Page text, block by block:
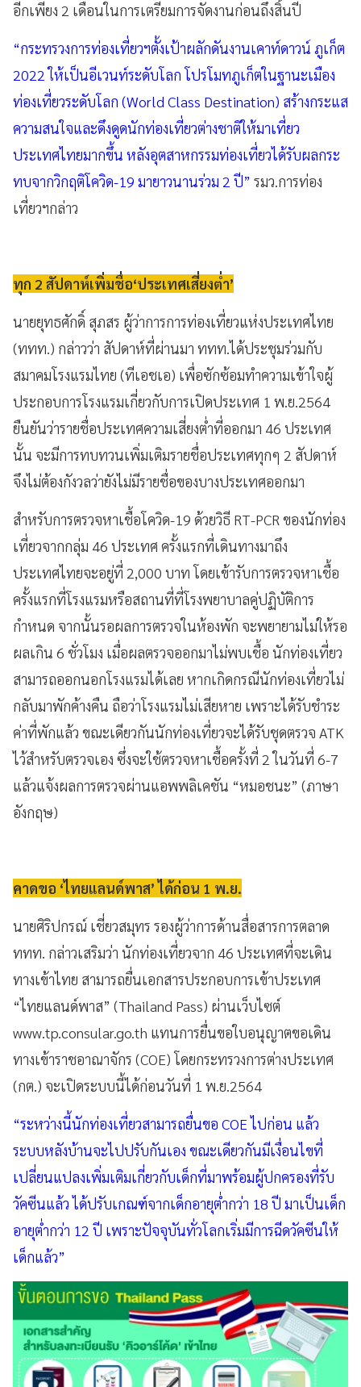
อีกเพียง 2 เดือนในการเตรียมการจัดงานก่อนถึงสิ้นปี
“กระทรวงการท่องเที่ยวฯตั้งเป้าผลักดันงานเคาท์ดาวน์ ภูเก็ต
2022 ให้เป็นอีเวนท์ระดับโลก โปรโมทภูเก็ตในฐานะเมือง
ท่องเที่ยวระดับโลก (World Class Destination) สร้างกระแส
ความสนใจและดึงดูดนักท่องเที่ยวต่างชาติให้มาเที่ยว
ประเทศไทยมากขึ้น หลังอุตสาหกรรมท่องเที่ยวได้รับผลกระ
ทบจากวิกฤติโควิด-19 มายาวนานร่วม 2 ปี” รมว.การท่อง
เที่ยวฯกล่าว
ทุก 2 สัปดาห์เพิ่มชื่อ‘ประเทศเสี่ยงต่ำ’
นายยุทธศักดิ์ สุภสร ผู้ว่าการการท่องเที่ยวแห่งประเทศไทย
(ททท.) กล่าวว่า สัปดาห์ที่ผ่านมา ททท.ได้ประชุมร่วมกับ
สมาคมโรงแรมไทย (ทีเอชเอ) เพื่อซักซ้อมทำความเข้าใจผู้
ประกอบการโรงแรมเกี่ยวกับการเปิดประเทศ 1 พ.ย.2564
ยืนยันว่ารายชื่อประเทศความเสี่ยงต่ำที่ออกมา 46 ประเทศ
นั้น จะมีการทบทวนเพิ่มเติมรายชื่อประเทศทุกๆ 2 สัปดาห์
จึงไม่ต้องกังวลว่ายังไม่มีรายชื่อของบางประเทศออกมา
สำหรับการตรวจหาเชื้อโควิด-19 ด้วยวิธี RT-PCR ของนักท่อง
เที่ยวจากกลุ่ม 46 ประเทศ ครั้งแรกที่เดินทางมาถึง
ประเทศไทยจะอยู่ที่ 2,000 บาท โดยเข้ารับการตรวจหาเชื้อ
ครั้งแรกที่โรงแรมหรือสถานที่ที่โรงพยาบาลคู่ปฏิบัติการ
กำหนด จากนั้นรอผลการตรวจในห้องพัก จะพยายามไม่ให้รอ
ผลเกิน 6 ชั่วโมง เมื่อผลตรวจออกมาไม่พบเชื้อ นักท่องเที่ยว
สามารถออกนอกโรงแรมได้เลย หากเกิดกรณีนักท่องเที่ยวไม่
กลับมาพักค้างคืน ถือว่าโรงแรมไม่เสียหาย เพราะได้รับชำระ
ค่าที่พักแล้ว ขณะเดียวกันนักท่องเที่ยวจะได้รับชุดตรวจ ATK
ไว้สำหรับตรวจเอง ซึ่งจะใช้ตรวจหาเชื้อครั้งที่ 2 ในวันที่ 6-7
แล้วแจ้งผลการตรวจผ่านแอพพลิเคชัน “หมอชนะ” (ภาษา
อังกฤษ)
คาดขอ ‘ไทยแลนด์พาส’ ได้ก่อน 1 พ.ย.
นายศิริปกรณ์ เชี่ยวสมุทร รองผู้ว่าการด้านสื่อสารการตลาด
ททท. กล่าวเสริมว่า นักท่องเที่ยวจาก 46 ประเทศที่จะเดิน
ทางเข้าไทย สามารถยื่นเอกสารประกอบการเข้าประเทศ
“ไทยแลนด์พาส” (Thailand Pass) ผ่านเว็บไซต์
www.tp.consular.go.th แทนการยื่นขอใบอนุญาตขอเดิน
ทางเข้าราชอาณาจักร (COE) โดยกระทรวงการต่างประเทศ
(กต.) จะเปิดระบบนี้ได้ก่อนวันที่ 1 พ.ย.2564
“ระหว่างนี้นักท่องเที่ยวสามารถยื่นขอ COE ไปก่อน แล้ว
ระบบหลังบ้านจะไปปรับกันเอง ขณะเดียวกันมีเงื่อนไขที่
เปลี่ยนแปลงเพิ่มเติมเกี่ยวกับเด็กที่มาพร้อมผู้ปกครองที่รับ
วัคซีนแล้ว ได้ปรับเกณฑ์จากเด็กอายุต่ำกว่า 18 ปี มาเป็นเด็ก
อายุต่ำกว่า 12 ปี เพราะปัจจุบันทั่วโลกเริ่มมีการฉีดวัคซีนให้
เด็กแล้ว”